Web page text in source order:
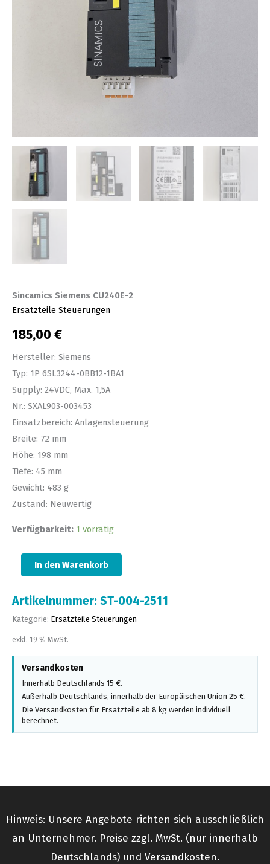
Sincamics Siemens CU240E-2
Ersatzteile Steuerungen
185,00 €
Hersteller: Siemens
Typ: 1P 6SL3244-0BB12-1BA1
Supply: 24VDC, Max. 1,5A
Nr.: SXAL903-003453
Einsatzbereich: Anlagensteuerung
Breite: 72 mm
Höhe: 198 mm
Tiefe: 45 mm
Gewicht: 483 g
Zustand: Neuwertig
Verfügbarkeit: 1 vorrätig
In den Warenkorb
Artikelnummer: ST-004-2511
Kategorie: Ersatzteile Steuerungen
exkl. 19 % MwSt.
Versandkosten
Innerhalb Deutschlands 15 €.
Außerhalb Deutschlands, innerhalb der Europäischen Union 25 €.
Die Versandkosten für Ersatzteile ab 8 kg werden individuell
berechnet.
Hinweis: Unsere Angebote richten sich ausschließlich
an Unternehmer. Preise zzgl. MwSt. (nur innerhalb
Deutschlands) und Versandkosten.